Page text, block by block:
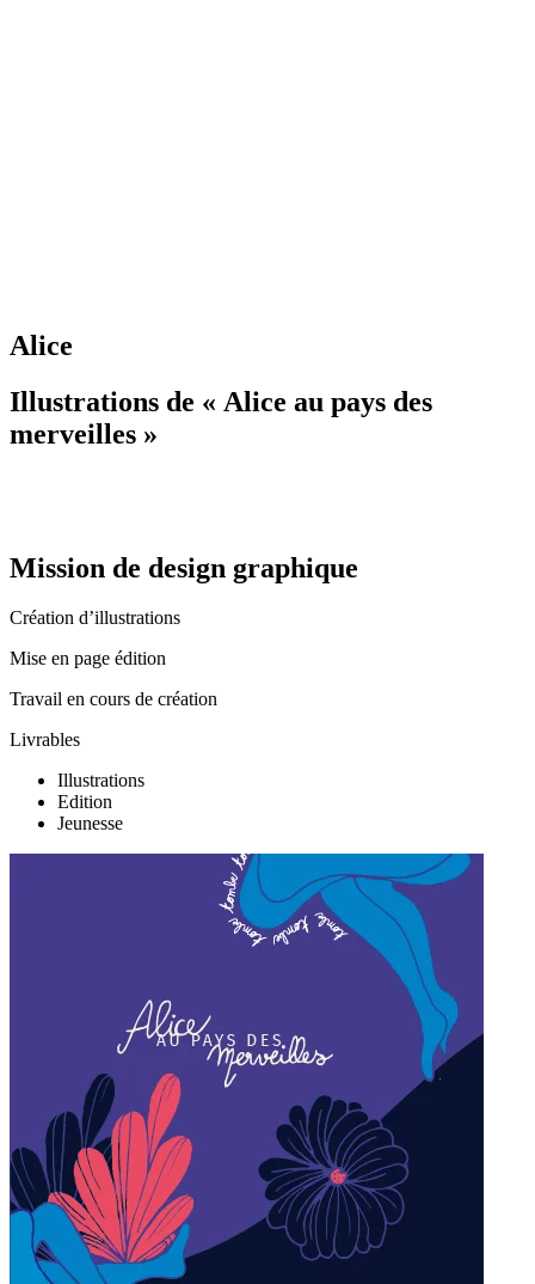
Alice
Illustrations de « Alice au pays des
merveilles »
Mission de design graphique
Création d’illustrations
Mise en page édition
Travail en cours de création
Livrables
Illustrations
Edition
Jeunesse